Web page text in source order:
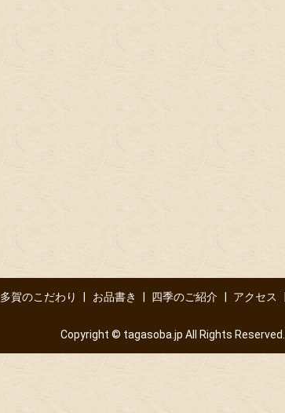
多賀のこだわり お品書き 四季のご紹介 アクセス
Copyright © tagasoba.jp All Rights Reserved.